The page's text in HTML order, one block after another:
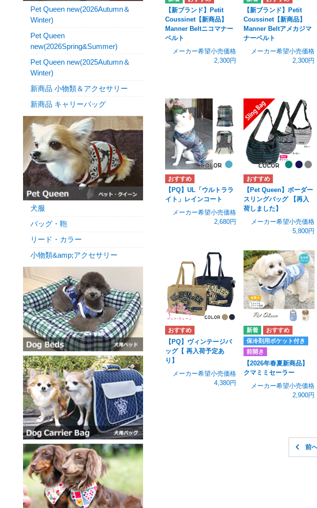
【新ブランド】Petit
Coussinet【新商品】
Manner Beltニコマナー
ベルト
メーカー希望小売価格
2,300円
【新ブランド】Petit
Coussinet【新商品】
Manner Beltアメカジマ
ナーベルト
メーカー希望小売価格
2,300円
【PQ】UL「ウルトララ
イト」レインコート
メーカー希望小売価格
2,680円
【Pet Queen】ボーダー
スリングバッグ 【再入
荷しました】
メーカー希望小売価格
5,800円
【PQ】ヴィンテージバ
ッグ【 再入荷予定あ
り】
メーカー希望小売価格
4,380円
保冷剤用ポケット付き
前開き
【2026年春夏新商品】
クマミミセーラー
メーカー希望小売価格
2,900円
Pet Queen new(2026Autumn＆
Winter)
Pet Queen
new(2026Spring&Summer)
Pet Queen new(2025Autumn＆
Winter)
新商品 小物類＆アクセサリー
新商品 キャリーバッグ
犬服
バッグ・鞄
リード・カラー
小物類&amp;アクセサリー